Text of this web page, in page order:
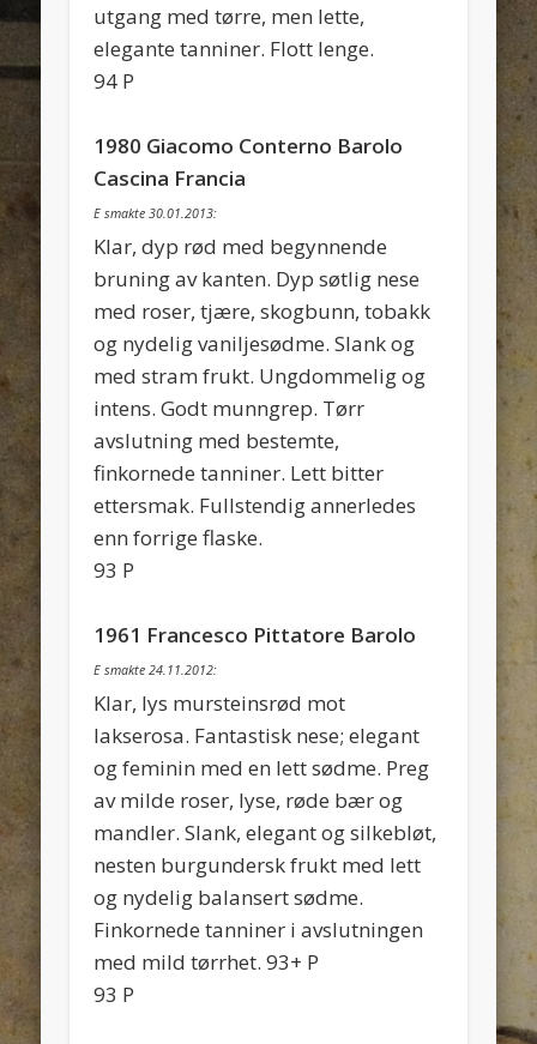
utgang med tørre, men lette,
elegante tanniner. Flott lenge.
94 P
1980 Giacomo Conterno Barolo
Cascina Francia
E smakte 30.01.2013:
Klar, dyp rød med begynnende
bruning av kanten. Dyp søtlig nese
med roser, tjære, skogbunn, tobakk
og nydelig vaniljesødme. Slank og
med stram frukt. Ungdommelig og
intens. Godt munngrep. Tørr
avslutning med bestemte,
finkornede tanniner. Lett bitter
ettersmak. Fullstendig annerledes
enn forrige flaske.
93 P
1961 Francesco Pittatore Barolo
E smakte 24.11.2012:
Klar, lys mursteinsrød mot
lakserosa. Fantastisk nese; elegant
og feminin med en lett sødme. Preg
av milde roser, lyse, røde bær og
mandler. Slank, elegant og silkebløt,
nesten burgundersk frukt med lett
og nydelig balansert sødme.
Finkornede tanniner i avslutningen
med mild tørrhet. 93+ P
93 P